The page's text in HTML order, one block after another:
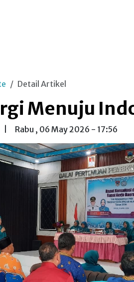
Detail Artikel
Menuju
Rabu , 06 May 2026 - 17:56